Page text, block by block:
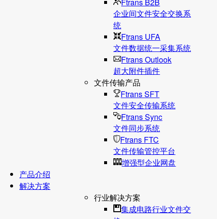
企业间文件安全交换系
统
Ftrans UFA
文件数据统⼀采集系统
Ftrans Outlook
超大附件插件
文件传输产品
Ftrans SFT
文件安全传输系统
Ftrans Sync
文件同步系统
Ftrans FTC
文件传输管控平台
增强型企业网盘
产品介绍
解决方案
行业解决方案
集成电路行业文件交